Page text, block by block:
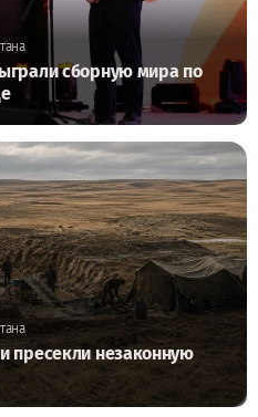
сборную мира по
пресекли незаконную